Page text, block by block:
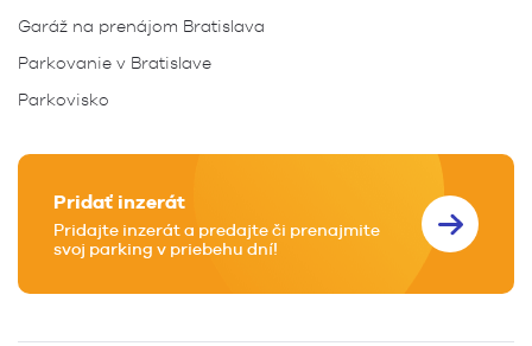
Garáž na prenájom Bratislava
Parkovanie v Bratislave
Parkovisko
Pridať inzerát
Pridajte inzerát a predajte či prenajmite
svoj parking v priebehu dní!